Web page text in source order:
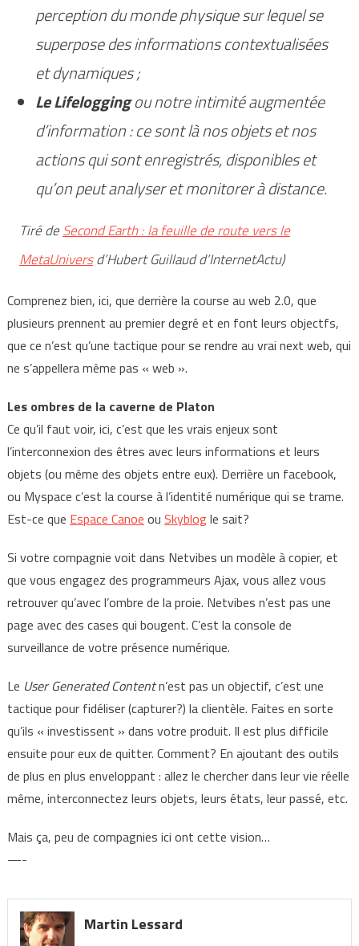
perception du monde physique sur lequel se
superpose des informations contextualisées
et dynamiques ;
Le Lifeloggingou notre intimité augmentée
d’information : ce sont là nos objets et nos
actions qui sont enregistrés, disponibles et
qu’on peut analyser et monitorer à distance.
Tiré deSecond Earth : la feuille de route vers le
MetaUniversd’Hubert Guillaud d’InternetActu)
Comprenez bien, ici, que derrière la course au web 2.0, que
plusieurs prennent au premier degré et en font leurs objectfs,
que ce n’est qu’une tactique pour se rendre au vrai next web, qui
ne s’appellera même pas « web ».
Les ombres de la caverne de Platon
Ce qu’il faut voir, ici, c’est que les vrais enjeux sont
l’interconnexion des êtres avec leurs informations et leurs
objets (ou même des objets entre eux). Derrière un facebook,
ou Myspace c’est la course à l’identité numérique qui se trame.
Est-ce que Espace Canoe ou Skyblogle sait?
Si votre compagnie voit dans Netvibes un modèle à copier, et
que vous engagez des programmeurs Ajax, vous allez vous
retrouver qu’avec l’ombre de la proie. Netvibes n’est pas une
page avec des cases qui bougent. C’est la console de
surveillance de votre présence numérique.
Le User Generated Contentn’est pas un objectif, c’est une
tactique pour fidéliser (capturer?) la clientèle. Faites en sorte
qu’ils « investissent » dans votre produit. Il est plus difficile
ensuite pour eux de quitter. Comment? En ajoutant des outils
de plus en plus enveloppant : allez le chercher dans leur vie réelle
même, interconnectez leurs objets, leurs états, leur passé, etc.
Mais ça, peu de compagnies ici ont cette vision…
—-
Martin Lessard